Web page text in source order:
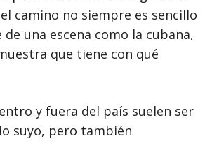
camino no siempre es sencillo
de una escena como la cubana,
que tiene con qué
y fuera del país suelen ser
suyo, pero también